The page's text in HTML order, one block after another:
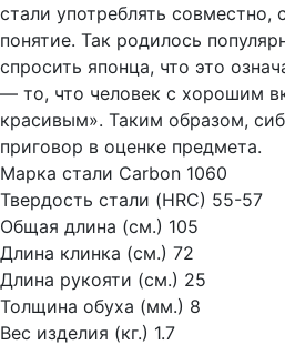
стали употреблять совместно,
понятие. Так родилось
спросить японца, что это
— то, что человек с хорошим
красивым». Таким образом,
приговор в оценке предмета.
Марка стали Carbon 1060
Твердость стали (HRC) 55-57
Общая длина (см.) 105
Длина клинка (см.) 72
Длина рукояти (см.) 25
Толщина обуха (мм.) 8
Вес изделия (кг.) 1.7